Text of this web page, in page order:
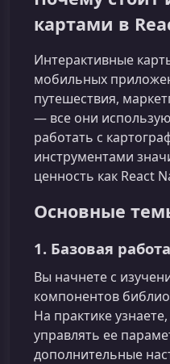
картами в
Интерактивные
мобильных
путешествия,
— все они
работать с
инструментами
ценность как React
Основные
1. Базовая
Вы начнете с
компонентов
На практике
управлять ее
дополнительные